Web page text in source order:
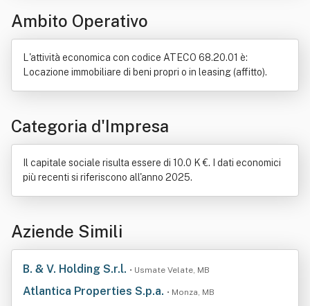
Ambito Operativo
L'attività economica con codice ATECO 68.20.01 è:
Locazione immobiliare di beni propri o in leasing (affitto).
Categoria d'Impresa
Il capitale sociale risulta essere di 10.0 K €. I dati economici
più recenti si riferiscono all'anno 2025.
Aziende Simili
B. & V. Holding S.r.l. • Usmate Velate, MB
Atlantica Properties S.p.a. • Monza, MB